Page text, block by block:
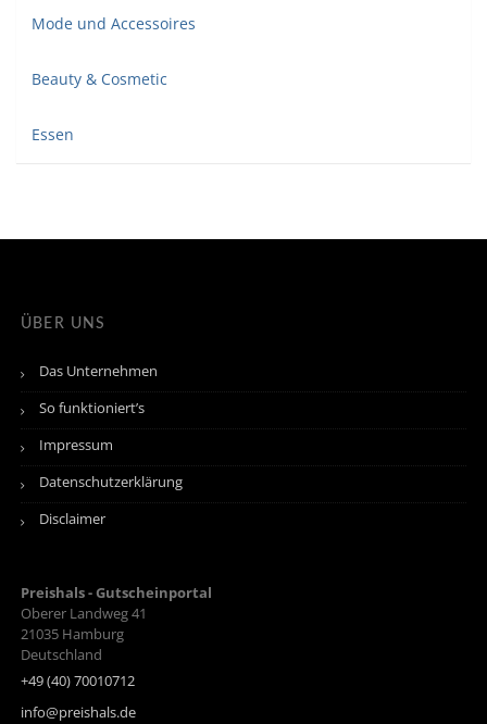
Mode und Accessoires
Beauty & Cosmetic
Essen
ÜBER UNS
Das Unternehmen
So funktioniert’s
Impressum
Datenschutzerklärung
Disclaimer
Preishals - Gutscheinportal
Oberer Landweg 41
21035 Hamburg
Deutschland
+49 (40) 70010712
info@preishals.de